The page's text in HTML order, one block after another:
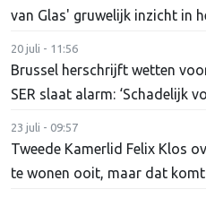
van Glas' gruwelijk inzicht in
20 juli - 11:56
Brussel herschrijft wetten
SER slaat alarm: ‘Schadelijk
23 juli - 09:57
Tweede Kamerlid Felix Klos
te wonen ooit, maar dat